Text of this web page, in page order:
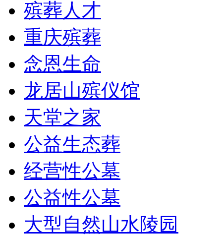
殡葬人才
重庆殡葬
念恩生命
龙居山殡仪馆
天堂之家
公益生态葬
经营性公墓
公益性公墓
大型自然山水陵园